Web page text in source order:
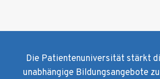
Die Patientenuniversität stärkt
unabhängige Bildungsangebote